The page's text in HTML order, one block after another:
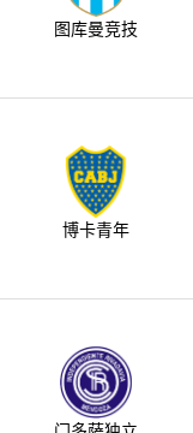
图库曼竞技
博卡青年